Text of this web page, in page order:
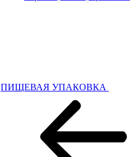
ПИЩЕВАЯ УПАКОВКА